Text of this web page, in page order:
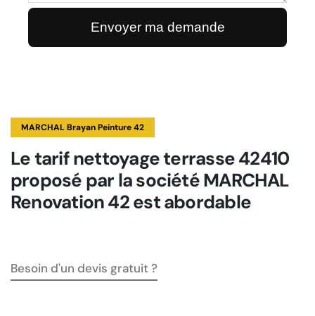
MARCHAL Brayan Peinture 42
Le tarif nettoyage terrasse 42410
proposé par la société MARCHAL
Renovation 42 est abordable
Besoin d'un devis gratuit ?